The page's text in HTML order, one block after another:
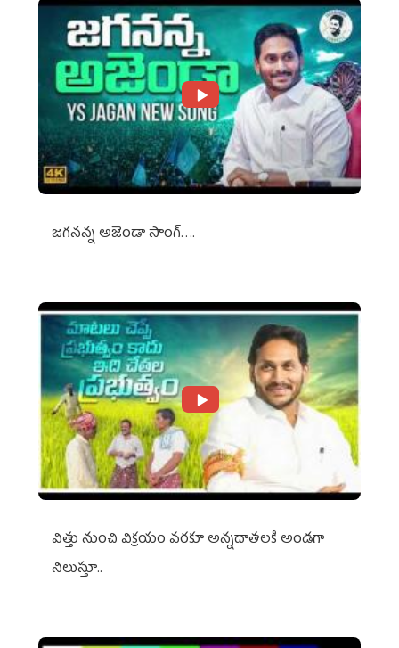
జగనన్న అజెండా సాంగ్….
విత్తు నుంచి విక్రయం వరకూ అన్నదాతలకి అండగా
నిలుస్తూ..